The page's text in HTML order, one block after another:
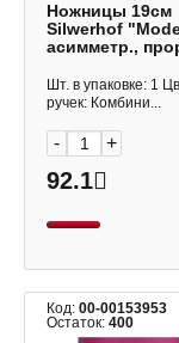
Ножницы 19см
Silwerhof
асимметр.,
2031859
Шт. в упаковке: 1
ручек: Комбини...
- +
92.1
Код: 00-00153953
Остаток: 400